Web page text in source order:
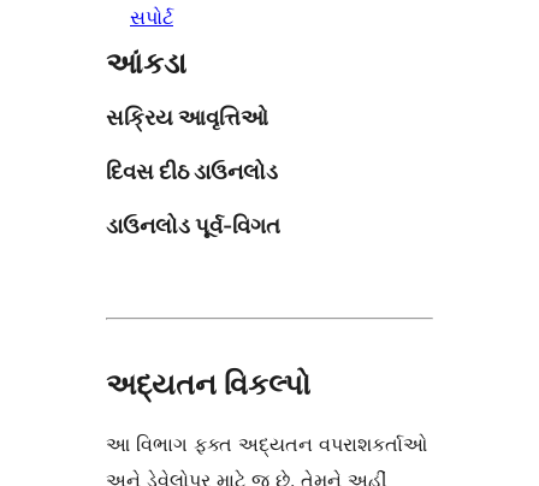
સપોર્ટ
આંકડા
સક્રિય આવૃત્તિઓ
દિવસ દીઠ ડાઉનલોડ
ડાઉનલોડ પૂર્વ-વિગત
અદ્યતન વિકલ્પો
આ વિભાગ ફક્ત અદ્યતન વપરાશકર્તાઓ
અને ડેવેલોપર માટે જ છે. તેમને અહીં